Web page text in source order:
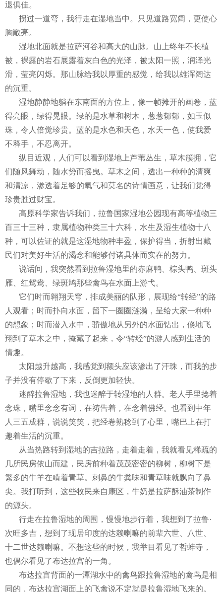
退俱佳。
拐过一道弯，我行走在湿地当中。只见道路宽阔，更使心
胸敞亮。
湿地北面就是拉萨河谷和高大的山脉。山上终年不长植
被，裸露的岩石展露着灰白色的光泽，被太阳一照，润泽光
滑，莹亮闪烁。那山脉给我以厚重的感觉，给我以雄浑阔达
的沉重。
湿地静静地躺在东南面的方位上，像一帧摊开的画卷，蓝
得亮眼，绿得晃眼。绿的是水草和树木，葱葱郁郁，如玉似
珠，令人倍觉珍贵。蓝的是水色和天色，水天一色，使我爱
不释手，不忍离开。
纵目近观，人们可以看到湿地上芦苇丛生，草木簇拥，它
们随风舞动，随水势而摇曳。草木之间，透出一种种的清爽
和清凉，渗透着足够的氧气和莫名的诗情画意，让我们觉得
珍贵胜过财宝。
高原科学家告诉我们，拉鲁国家湿地公园现有高等植物三
百三十三种，隶属植物种类三十六科，水生及湿生植物十八
种，可以佐证的就是这湿地物种丰盈，保护得当，折射出藏
民们对美好生活的渴念和能够付诸具体而实在的努力。
说话间，我突然看到拉鲁湿地里的赤麻鸭、棕头鸭、斑头
雁、红鸳鸯、绿斑鸠那些禽鸟在水面上游弋。
它们时而翱翔天穹，排成美丽的队形，展现给“转经”的路
人观看；时而扑向水面，留下一圈圈涟漪，呈给大家一种种
的想象；时而潜入水中，骄傲地从另外的水面钻出，倏地飞
翔到了草木之中，掩藏了起来，令“转经”的游人感到生活的
情趣。
太阳越升越高，我感觉到额头应该渗出了汗珠，而我的步
子并没有停歇了下来，反倒更加轻快。
迷醉拉鲁湿地，我也迷醉于转湿地的人群。老人手里捻着
念珠，嘴里念念有词，在祷告着，在念着佛经。也看到中年
人三五成群，说说笑笑，把经卷熟稔到了心里，嘴巴上在打
趣着生活的沉重。
从当热路转到湿地的吉拉路，走着走着，我就看见稀疏的
几所民房依山而建，民房前种着茂茂密密的柳树，柳树下是
繁多的牛羊在啃着青草。刺鼻的牛粪味和青草味就飘向了鼻
尖。我打听到，这些牧民来自康区，牛奶是拉萨酥油茶制作
的源头。
行走在拉鲁湿地的周围，慢慢地步行着，我想到了拉鲁·
次旺多吉，想到了现居印度的达赖喇嘛的前辈六世、八世、
十二世达赖喇嘛。不想这些的时候，我举目看见了哲蚌寺，
也偶尔看见了布达拉宫的一角。
布达拉宫背面的一潭湖水中的禽鸟跟拉鲁湿地的禽鸟是相
同的，布达拉宫湖面上的飞禽说不定就是拉鲁湿地飞来的。